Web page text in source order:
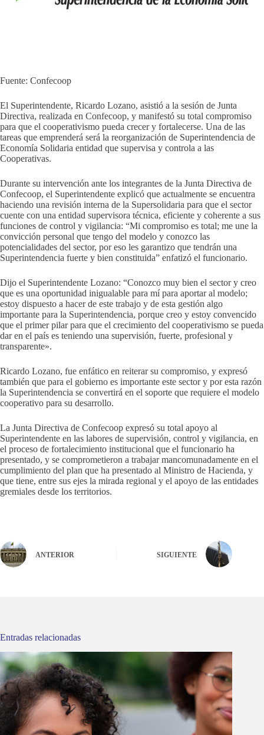
Fuente: Confecoop
El Superintendente, Ricardo Lozano, asistió a la sesión de Junta
Directiva, realizada en Confecoop, y manifestó su total compromiso
para que el cooperativismo pueda crecer y fortalecerse. Una de las
tareas que emprenderá será la reorganización de Superintendencia de
Economía Solidaria entidad que supervisa y controla a las
Cooperativas.
Durante su intervención ante los integrantes de la Junta Directiva de
Confecoop, el Superintendente explicó que actualmente se encuentra
haciendo una revisión interna de la Supersolidaria para que el sector
cuente con una entidad supervisora técnica, eficiente y coherente a sus
funciones de control y vigilancia: “Mi compromiso es total; me une la
convicción personal que tengo del modelo y conozco las
potencialidades del sector, por eso les garantizo que tendrán una
Superintendencia fuerte y bien constituida” enfatizó el funcionario.
Dijo el Superintendente Lozano: “Conozco muy bien el sector y creo
que es una oportunidad inigualable para mí para aportar al modelo;
estoy dispuesto a hacer de este trabajo y de esta gestión algo
importante para la Superintendencia, porque creo y estoy convencido
que el primer pilar para que el crecimiento del cooperativismo se pueda
dar en el país es teniendo una supervisión, fuerte, profesional y
transparente».
Ricardo Lozano, fue enfático en reiterar su compromiso, y expresó
también que para el gobierno es importante este sector y por esta razón
la Superintendencia se convertirá en el soporte que requiere el modelo
cooperativo para su desarrollo.
La Junta Directiva de Confecoop expresó su total apoyo al
Superintendente en las labores de supervisión, control y vigilancia, en
el proceso de fortalecimiento institucional que el funcionario ha
presentado, y se comprometieron a trabajar mancomunadamente en el
cumplimiento del plan que ha presentado al Ministro de Hacienda, y
que tiene, entre sus ejes la mirada regional y el apoyo de las entidades
gremiales desde los territorios.
ANTERIOR SIGUIENTE
Entradas relacionadas